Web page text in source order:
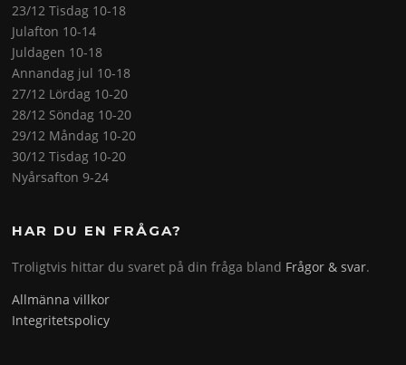
23/12 Tisdag 10-18
Julafton 10-14
Juldagen 10-18
Annandag jul 10-18
27/12 Lördag 10-20
28/12 Söndag 10-20
29/12 Måndag 10-20
30/12 Tisdag 10-20
Nyårsafton 9-24
HAR DU EN FRÅGA?
Troligtvis hittar du svaret på din fråga bland Frågor & svar.
Allmänna villkor
Integritetspolicy